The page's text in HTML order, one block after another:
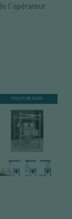
l'opérateur